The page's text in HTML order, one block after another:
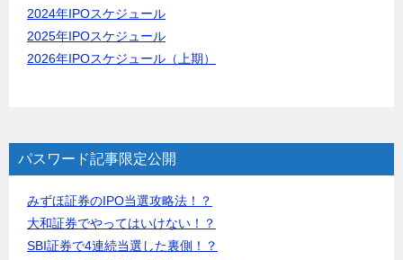
2024年IPOスケジュール
2025年IPOスケジュール
2026年IPOスケジュール（上期）
パスワード記事限定公開
みずほ証券のIPO当選攻略法！？
大和証券でやってはいけない！？
SBI証券で4連続当選した裏側！？